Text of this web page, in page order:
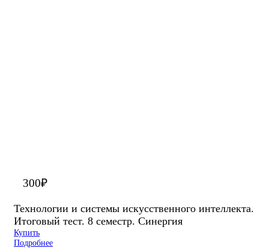
300₽
Технологии и системы искусственного интеллекта.
Итоговый тест. 8 семестр. Синергия
Купить
Подробнее